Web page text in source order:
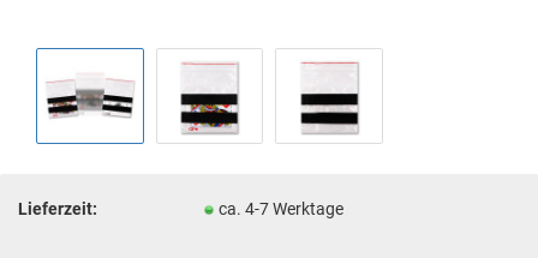
Lieferzeit: ca. 4-7 Werktage